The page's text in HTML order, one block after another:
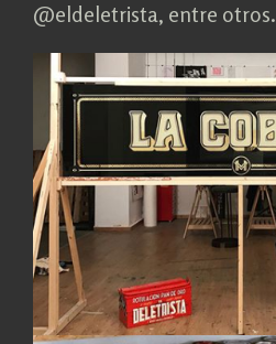
@eldeletrista, entre otros.